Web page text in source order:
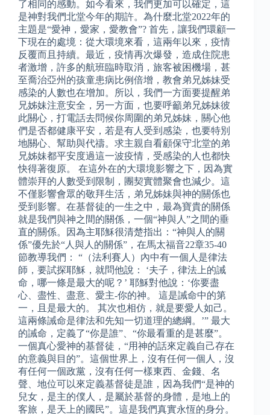
了相同的感動。如今看來，我們更加可以確定，這
是神對我們北堂今年的期許。為什麼北堂2022年的
主題是“愛神，愛家，愛教會”? 首先，讓我們環顧一
下現在的處境：從大環境來看，這兩年以來，疫情
反覆而且持續。最近，疫情再次爆發，造成住院患
者激增，許多的航班臨時取消，旅客被困機場，甚
至喬治亞州的孩童患病比例倍增，教會弟兄姊妹受
感染的人數也在增加。所以，我們一方面要提醒弟
兄姊妹注意安全，另一方面，也要呼籲弟兄姊妹彼
此關心，打電話去問候你周圍的弟兄姊妹，關心他
們是否都健康平安，若是有人受到感染，也要特別
地關心、幫助與代禱。求主親自看顧保守北堂的弟
兄姊妹都平安度過這一波疫情，受感染的人也都快
快得著復原。 在這外在的大環境影響之下，因為實
體崇拜的人數受到限制，團契實體聚會也減少。這
不僅影響會眾的敬拜生活，弟兄姊妹與神的關係也
受到影響。在基督徒的一生之中，最為寶貴的關係
就是我們與神之間的關係，一個“神與人”之間的垂
直的關係。因為主耶穌很清楚指出：“神與人的關
係”優先於“人與人的關係”，在馬太福音22章35-40
節教導我們： “（法利賽人）內中有一個人是律法
師，要試探耶穌，就問他說： ‘夫子，律法上的誡
命，哪一條是最大的呢？’ 耶穌對他說：‘你要盡
心、盡性、盡意、愛主-你的神。 這是誡命中的第
一，且是最大的。 其次也相仿，就是要愛人如己。
這兩條誡命是律法和先知一切道理的總綱。’” 最大
的誡命，定義了“你是誰”、“你最看重的是甚麼”。
一個真心愛神的基督徒，“用神的話來定義自己存在
的意義與目的”。這個世界上，沒有任何一個人，沒
有任何一個政黨，沒有任何一樣東西、金錢、名
聲、地位可以來定義基督徒是誰，因為我們“是神的
兒女，是主的僕人，是屬於基督的身體，是地上的
客旅，是天上的國民”。這是我們真實永恆的身分。